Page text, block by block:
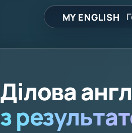
MY ENGLISH
Ділова
з